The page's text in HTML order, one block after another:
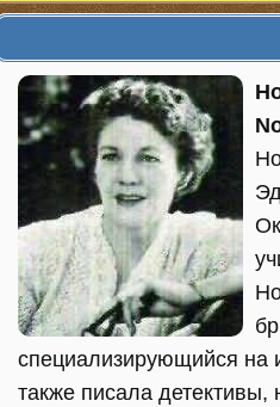
специализирующийся на
также писала